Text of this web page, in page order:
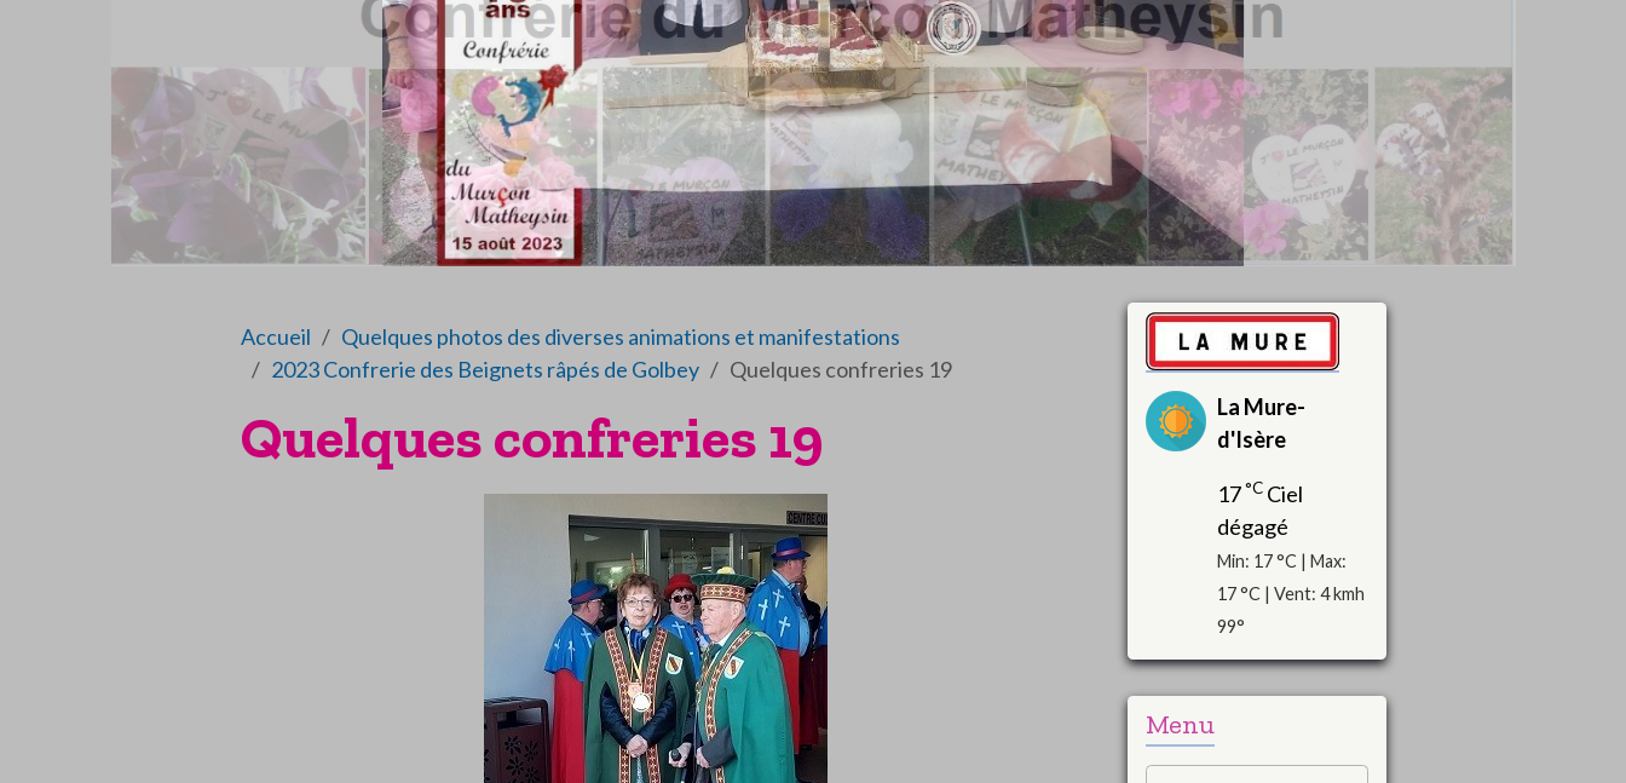
Accueil
Quelques photos des diverses animations et manifestations
2023 Confrerie des Beignets râpés de Golbey
Quelques confreries 19
Quelques confreries 19
La Mure-
d'Isère
17 °CCiel
dégagé
Min: 17 °C | Max:
17 °C | Vent: 4 kmh
99°
Menu